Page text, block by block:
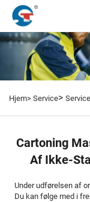
Om Os
Design Tilfælde
Service
Hjem> Service> Service
Cartoning
Af Ikke-
Under udførelsen af
Du kan følge med i